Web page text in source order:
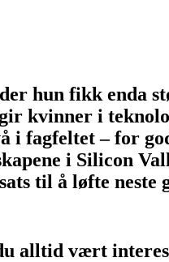
hun fikk enda
kvinner i
i fagfeltet – for
i Silicon
til å løfte neste
alltid vært